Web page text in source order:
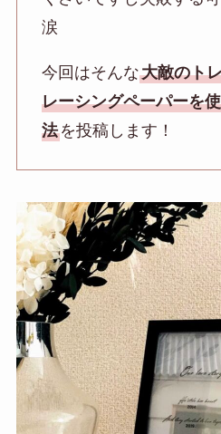
涙
今回はそんな大敵のト
レーシングペーパーを
法を投稿します！